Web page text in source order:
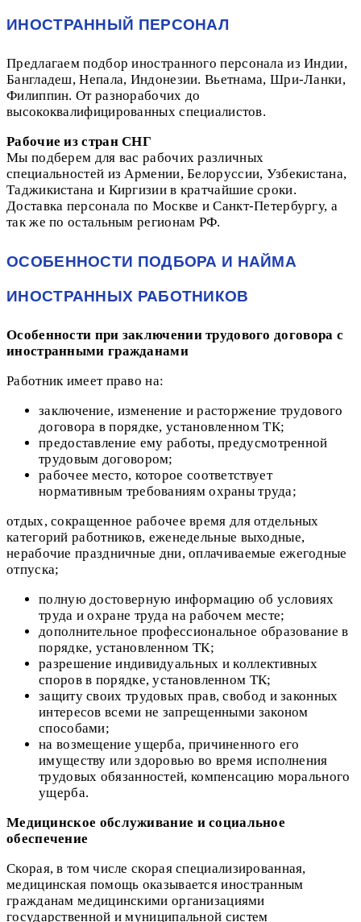
ИНОСТРАННЫЙ ПЕРСОНАЛ
Предлагаем подбор иностранного персонала из Индии,
Бангладеш, Непала, Индонезии. Вьетнама, Шри-Ланки,
Филиппин. От разнорабочих до
высококвалифицированных специалистов.
Рабочие из стран СНГ
Мы подберем для вас рабочих различных
специальностей из Армении, Белоруссии, Узбекистана,
Таджикистана и Киргизии в кратчайшие сроки.
Доставка персонала по Москве и Санкт-Петербургу, а
так же по остальным регионам РФ.
ОСОБЕННОСТИ ПОДБОРА И НАЙМА
ИНОСТРАННЫХ РАБОТНИКОВ
Особенности при заключении трудового договора с
иностранными гражданами
Работник имеет право на:
заключение, изменение и расторжение трудового
договора в порядке, установленном ТК;
предоставление ему работы, предусмотренной
трудовым договором;
рабочее место, которое соответствует
нормативным требованиям охраны труда;
отдых, сокращенное рабочее время для отдельных
категорий работников, еженедельные выходные,
нерабочие праздничные дни, оплачиваемые ежегодные
отпуска;
полную достоверную информацию об условиях
труда и охране труда на рабочем месте;
дополнительное профессиональное образование в
порядке, установленном ТК;
разрешение индивидуальных и коллективных
споров в порядке, установленном ТК;
защиту своих трудовых прав, свобод и законных
интересов всеми не запрещенными законом
способами;
на возмещение ущерба, причиненного его
имуществу или здоровью во время исполнения
трудовых обязанностей, компенсацию морального
ущерба.
Медицинское обслуживание и социальное
обеспечение
Скорая, в том числе скорая специализированная,
медицинская помощь оказывается иностранным
гражданам медицинскими организациями
государственной и муниципальной систем